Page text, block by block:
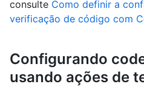
consulte Como definir a
verificação de código com
Configurando
usando ações de